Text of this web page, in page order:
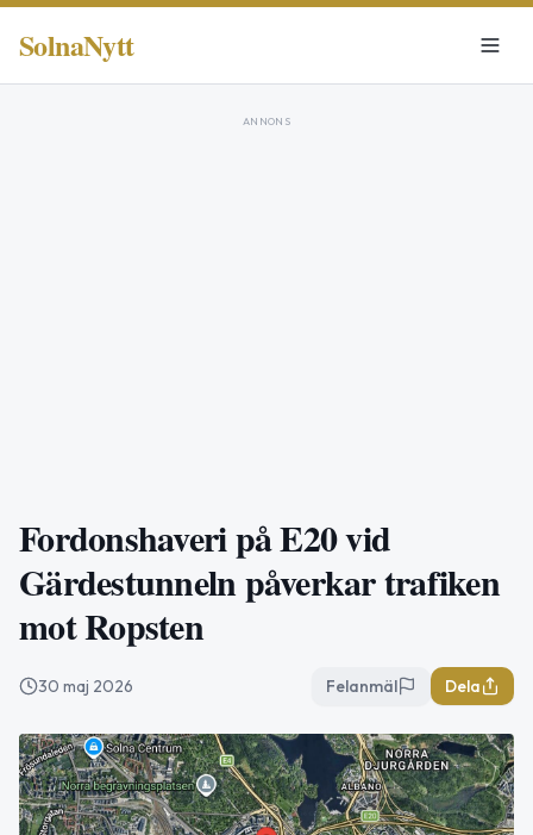
SolnaNytt
ANNONS
Fordonshaveri på E20 vid
Gärdestunneln påverkar trafiken
mot Ropsten
30 maj 2026 Felanmäl Dela